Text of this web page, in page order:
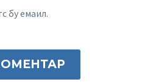
бy емаил.